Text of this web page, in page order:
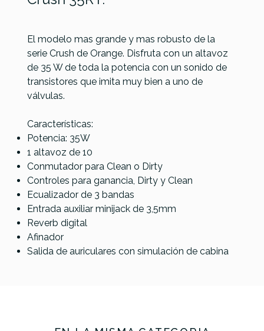
El modelo mas grande y mas robusto de la
serie Crush de Orange. Disfruta con un altavoz
de 35 W de toda la potencia con un sonido de
transistores que imita muy bien a uno de
válvulas.
Características:
Potencia: 35W
1 altavoz de 10
Conmutador para Clean o Dirty
Controles para ganancia, Dirty y Clean
Ecualizador de 3 bandas
Entrada auxiliar minijack de 3,5mm
Reverb digital
Afinador
Salida de auriculares con simulación de cabina
Referencia AMPLGUIORA028
Vox Adio
Air GT
Fender
Vox Mini
NUX
Mighty
289,00 € 283,00 €
No hay características para comparar